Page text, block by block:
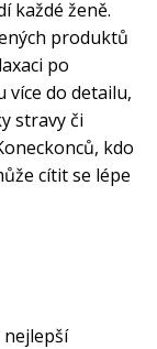
každé ženě.
produktů
po
více do detailu,
stravy či
kdo
cítit se lépe